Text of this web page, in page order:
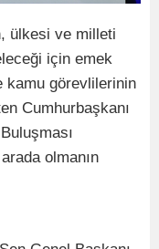
ülkesi ve milleti
için emek
kamu görevlilerinin
Cumhurbaşkanı
olmanın